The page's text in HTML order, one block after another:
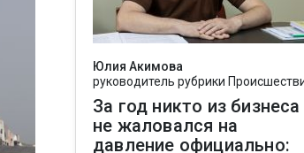
Юлия Акимова
руководитель рубрики
За год никто из бизнеса
не жаловался на
давление официально: